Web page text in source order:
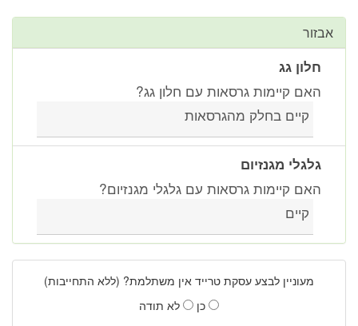
אבזור
חלון גג
האם קיימות גרסאות עם חלון גג?
קיים בחלק מהגרסאות
גלגלי מגנזיום
האם קיימות גרסאות עם גלגלי מגנזיום?
קיים
מעוניין לבצע עסקת טרייד אין משתלמת? (ללא התחייבות)
כן
לא תודה